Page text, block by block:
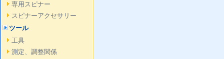
専用スピナー
スピナーアクセサリー
ツール
工具
測定、調整関係